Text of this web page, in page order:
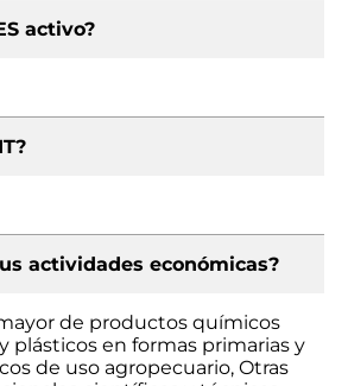
activo?
actividades económicas?
de productos químicos
plásticos en formas primarias y
de uso agropecuario, Otras